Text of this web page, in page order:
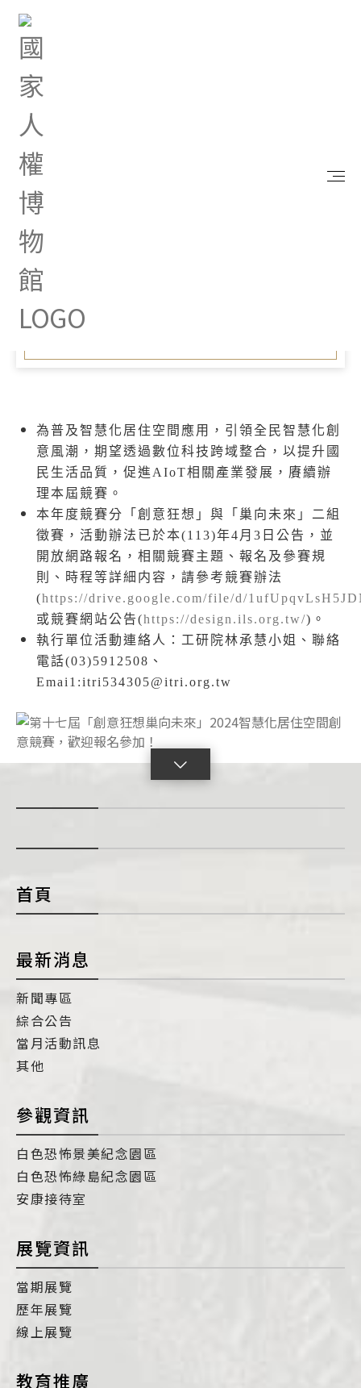
首頁
間創意競賽，歡迎報名參加！
Apr 18, 2024 |
來」2024智慧化居住空間創
意競賽，歡迎報名參加！
為普及智慧化居住空間應用，引領全民智慧化創
意風潮，期望透過數位科技跨域整合，以提升國
民生活品質，促進AIoT相關產業發展，賡續辦
理本屆競賽。
本年度競賽分「創意狂想」與「巢向未來」二組
徵賽，活動辦法已於本(113)年4月3日公告，並
開放網路報名，相關競賽主題、報名及參賽規
則、時程等詳細内容，請參考競賽辦法
(https://drive.google.com/file/d/
或競賽網站公告(https://design.ils.org.tw/)。
執行單位活動連絡人：工研院林承慧小姐、聯絡
電話(03)5912508、
Emai1:itri534305@itri.org.tw
首頁
最新消息
新聞專區
綜合公告
當月活動訊息
其他
參觀資訊
白色恐怖景美紀念園區
白色恐怖綠島紀念園區
安康接待室
展覽資訊
當期展覽
歷年展覽
線上展覽
教育推廣